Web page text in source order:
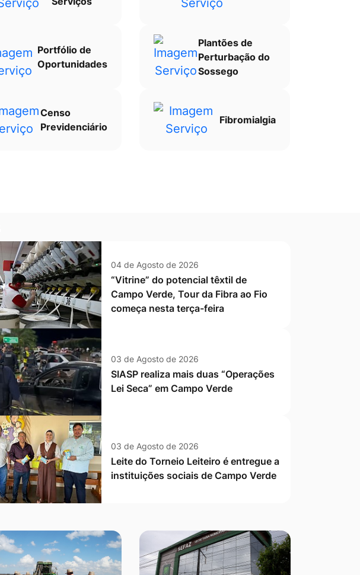
Portfólio de
Oportunidades
Plantões de
Perturbação do
Sossego
Censo
Previdenciário
Fibromialgia
04 de Agosto de 2026
“Vitrine” do potencial têxtil de
Campo Verde, Tour da Fibra ao Fio
começa nesta terça-feira
03 de Agosto de 2026
SIASP realiza mais duas “Operações
Lei Seca” em Campo Verde
03 de Agosto de 2026
Leite do Torneio Leiteiro é entregue a
instituições sociais de Campo Verde